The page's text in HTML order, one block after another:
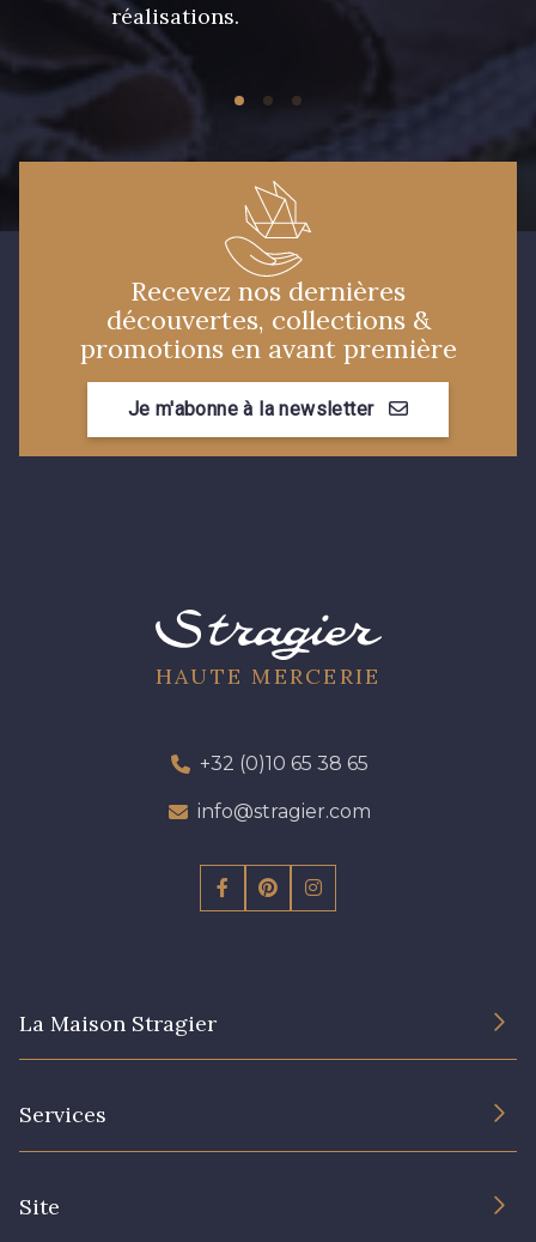
réalisations.
Recevez nos dernières
découvertes, collections &
promotions en avant première
Je m'abonne à la newsletter
HAUTE MERCERIE
+32 (0)10 65 38 65
info@stragier.com
La Maison Stragier
Services
Site